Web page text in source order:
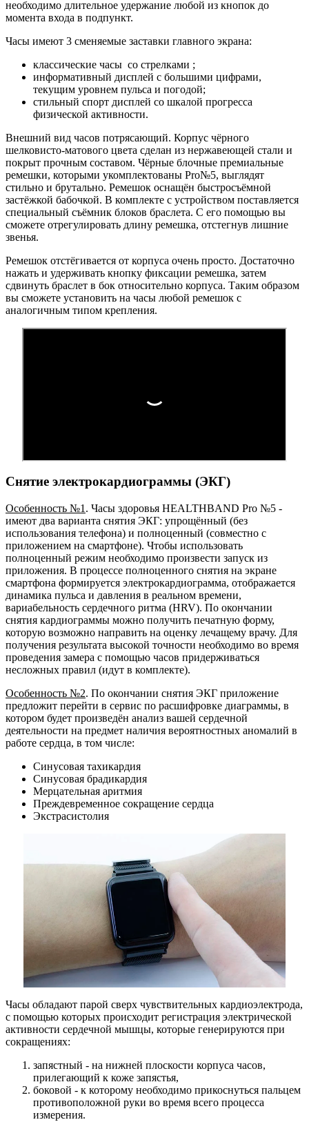
необходимо длительное удержание любой из кнопок до
момента входа в подпункт.
Часы имеют 3 сменяемые заставки главного экрана:
классические часы со стрелками ;
информативный дисплей с большими цифрами,
текущим уровнем пульса и погодой;
стильный спорт дисплей со шкалой прогресса
физической активности.
Внешний вид часов потрясающий. Корпус чёрного
шелковисто-матового цвета сделан из нержавеющей стали и
покрыт прочным составом. Чёрные блочные премиальные
ремешки, которыми укомплектованы Pro№5, выглядят
стильно и брутально. Ремешок оснащён быстросъёмной
застёжкой бабочкой. В комплекте с устройством поставляется
специальный съёмник блоков браслета. С его помощью вы
сможете отрегулировать длину ремешка, отстегнув лишние
звенья.
Ремешок отстёгивается от корпуса очень просто. Достаточно
нажать и удерживать кнопку фиксации ремешка, затем
сдвинуть браслет в бок относительно корпуса. Таким образом
вы сможете установить на часы любой ремешок с
аналогичным типом крепления.
Снятие электрокардиограммы (ЭКГ)
Особенность №1 . Часы здоровья HEALTHBAND Pro №5 -
имеют два варианта снятия ЭКГ: упрощённый (без
использования телефона) и полноценный (совместно с
приложением на смартфоне). Чтобы использовать
полноценный режим необходимо произвести запуск из
приложения. В процессе полноценного снятия на экране
смартфона формируется электрокардиограмма, отображается
динамика пульса и давления в реальном времени,
вариабельность сердечного ритма (HRV). По окончании
снятия кардиограммы можно получить печатную форму,
которую возможно направить на оценку лечащему врачу. Для
получения результата высокой точности необходимо во время
проведения замера с помощью часов придерживаться
несложных правил (идут в комплекте).
Особенность №2. По окончании снятия ЭКГ приложение
предложит перейти в сервис по расшифровке диаграммы, в
котором будет произведён анализ вашей сердечной
деятельности на предмет наличия вероятностных аномалий в
работе сердца, в том числе:
Синусовая тахикардия
Синусовая брадикардия
Мерцательная аритмия
Преждевременное сокращение сердца
Экстрасистолия
Часы обладают парой сверх чувствительных кардиоэлектрода,
с помощью которых происходит регистрация электрической
активности сердечной мышцы, которые генерируются при
сокращениях:
запястный - на нижней плоскости корпуса часов,
прилегающий к коже запястья,
боковой - к которому необходимо прикоснуться пальцем
противоположной руки во время всего процесса
измерения.